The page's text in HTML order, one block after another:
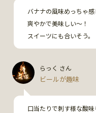
バナナの風味めっちゃ感
爽やかで美味しい〜！
スイーツにも合いそう。
らっく さん
ビールが趣味
口当たりで刺す様な酸味